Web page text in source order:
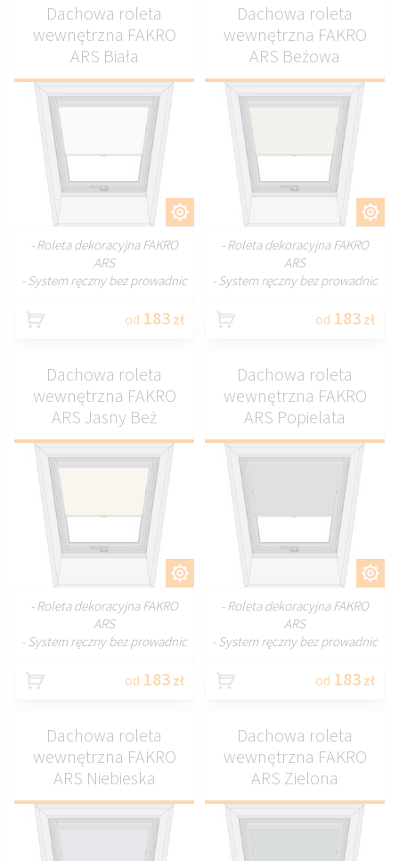
Dachowa roleta
wewnętrzna FAKRO
ARS Biała
- Roleta dekoracyjna FAKRO
ARS
- System ręczny bez prowadnic
od 183 zł
Dachowa roleta
wewnętrzna FAKRO
ARS Beżowa
- Roleta dekoracyjna FAKRO
ARS
- System ręczny bez prowadnic
od 183 zł
Dachowa roleta
wewnętrzna FAKRO
ARS Jasny Beż
- Roleta dekoracyjna FAKRO
ARS
- System ręczny bez prowadnic
od 183 zł
Dachowa roleta
wewnętrzna FAKRO
ARS Popielata
- Roleta dekoracyjna FAKRO
ARS
- System ręczny bez prowadnic
od 183 zł
Dachowa roleta
wewnętrzna FAKRO
ARS Niebieska
Dachowa roleta
wewnętrzna FAKRO
ARS Zielona